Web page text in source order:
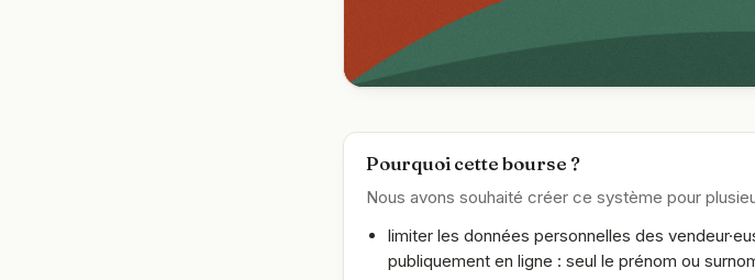
Trois jours de bals,
d'ateliers et de musiques
danser
Pourquoi cette bourse ?
Nous avons souhaité créer ce système pour
limiter les données personnelles des
publiquement en ligne : seul le prénom ou